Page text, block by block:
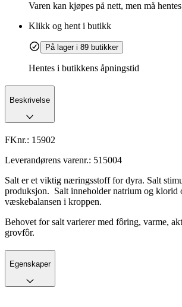
Varen kan kjøpes på nett, men må
Klikk og hent i butikk
På lager i 89 butikker
Hentes i butikkens åpningstid
Beskrivelse
FKnr.: 15902
Leverandørens varenr.: 515004
Salt er et viktig næringsstoff for dyra. Salt
produksjon. Salt inneholder natrium og klorid
væskebalansen i kroppen.
Behovet for salt varierer med fôring, varme,
grovfôr.
Egenskaper